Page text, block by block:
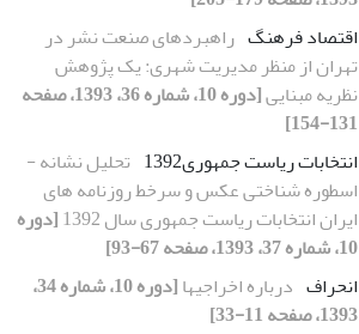
اقتصاد فرهنگ راهبردهای صنعت نشر در
تهران از منظر مدیریت شهری: یک پژوهش
نظریه‌ مبنایی
[دوره 10، شماره 36، 1393، صفحه
131-154]
انتخابات ریاست جمهوری1392
تحلیل نشانه -
اسطوره شناختی عکس و سرخط روزنامه های
ایران انتخابات ریاست جمهوری سال 1392
[دوره
10، شماره 37، 1393، صفحه 67-93]
انحراف درباره اخراجیها
[دوره 10، شماره 34،
1393، صفحه 11-33]